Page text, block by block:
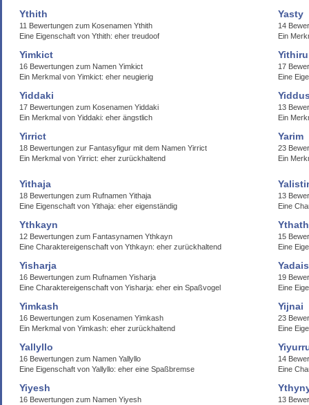
Ythith
11 Bewertungen zum Kosenamen Ythith
Eine Eigenschaft von Ythith: eher treudoof
Yasty
14
Ein
Yimkict
16 Bewertungen zum Namen Yimkict
Ein Merkmal von Yimkict: eher neugierig
Yithiru
17
Eine
Yiddaki
17 Bewertungen zum Kosenamen Yiddaki
Ein Merkmal von Yiddaki: eher ängstlich
13
Ein
Yirrict
18 Bewertungen zur Fantasyfigur mit dem Namen Yirrict
Ein Merkmal von Yirrict: eher zurückhaltend
Yarim
23
Ein
Yithaja
18 Bewertungen zum Rufnamen Yithaja
Eine Eigenschaft von Yithaja: eher eigenständig
13
Eine
Ythkayn
12 Bewertungen zum Fantasynamen Ythkayn
Eine Charaktereigenschaft von Ythkayn: eher zurückhaltend
15
Eine
Yisharja
16 Bewertungen zum Rufnamen Yisharja
Eine Charaktereigenschaft von Yisharja: eher ein Spaßvogel
19
Eine
Yimkash
16 Bewertungen zum Kosenamen Yimkash
Ein Merkmal von Yimkash: eher zurückhaltend
Yijnai
23
Eine
Yallyllo
16 Bewertungen zum Namen Yallyllo
Eine Eigenschaft von Yallyllo: eher eine Spaßbremse
14
Eine
Yiyesh
16 Bewertungen zum Namen Yiyesh
13